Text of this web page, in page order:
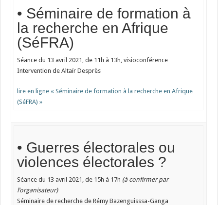
• Séminaire de formation à
la recherche en Afrique
(SéFRA)
Séance du 13 avril 2021, de 11h à 13h, visioconférence
Intervention de Altaïr Desprès
lire en ligne « Séminaire de formation à la recherche en Afrique
(SéFRA) »
• Guerres électorales ou
violences électorales ?
Séance du 13 avril 2021, de 15h à 17h (à confirmer par
l’organisateur)
Séminaire de recherche de Rémy Bazenguisssa-Ganga